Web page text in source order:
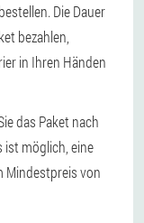
Die Dauer
bezahlen,
in Ihren Händen
das Paket nach
ist möglich, eine
Mindestpreis von